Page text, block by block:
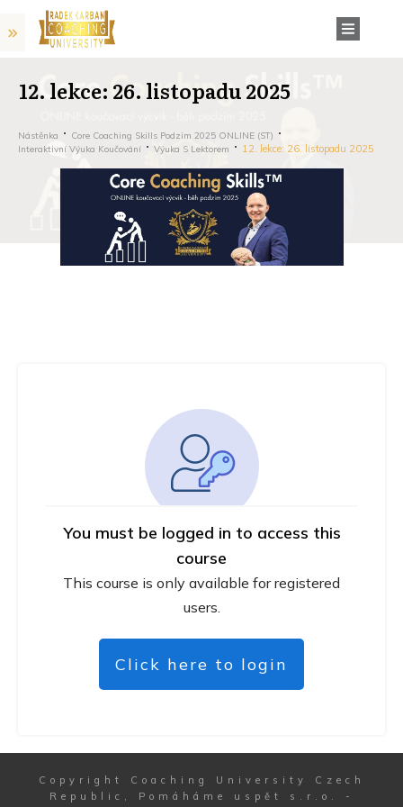
12. lekce: 26. listopadu 2025
Nástěnka
Core Coaching Skills Podzim 2025 ONLINE (ST)
Interaktivní Výuka Koučování
Výuka S Lektorem 12. lekce: 26. listopadu 2025
You must be logged in to access this
course
This course is only available for registered
users.
Click here to login
Copyright
Coaching University Czech
Republic, Pomáháme uspět s.r.o.
-